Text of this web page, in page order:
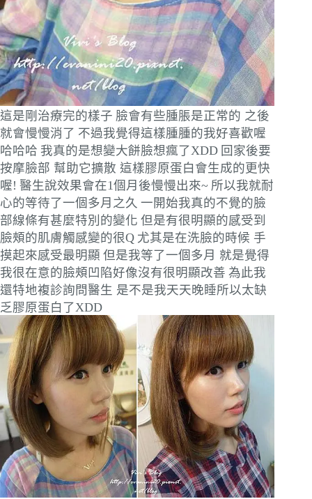
這是剛治療完的樣子 臉會有些腫脹是正常的 之後
就會慢慢消了 不過我覺得這樣腫腫的我好喜歡喔
哈哈哈 我真的是想變大餅臉想瘋了XDD 回家後要
按摩臉部 幫助它擴散 這樣膠原蛋白會生成的更快
喔! 醫生說效果會在1個月後慢慢出來~ 所以我就耐
心的等待了一個多月之久 一開始我真的不覺的臉
部線條有甚麼特別的變化 但是有很明顯的感受到
臉頰的肌膚觸感變的很Q 尤其是在洗臉的時候 手
摸起來感受最明顯 但是我等了一個多月 就是覺得
我很在意的臉頰凹陷好像沒有很明顯改善 為此我
還特地複診詢問醫生 是不是我天天晚睡所以太缺
乏膠原蛋白了XDD